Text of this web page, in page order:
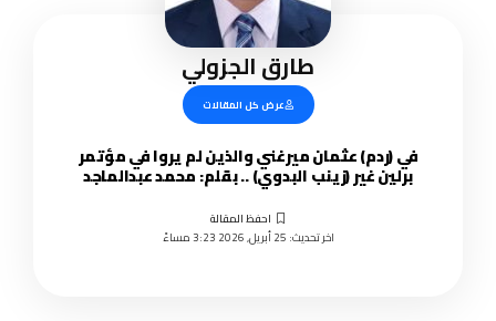
طارق الجزولي
عرض كل المقالات
في (ردم) عثمان ميرغني والذين لم يروا في مؤتمر
برلين غير (زينب البدوي) .. بقلم: محمد عبدالماجد
اخر تحديث: 25 أبريل, 2026 3:23 مساءً